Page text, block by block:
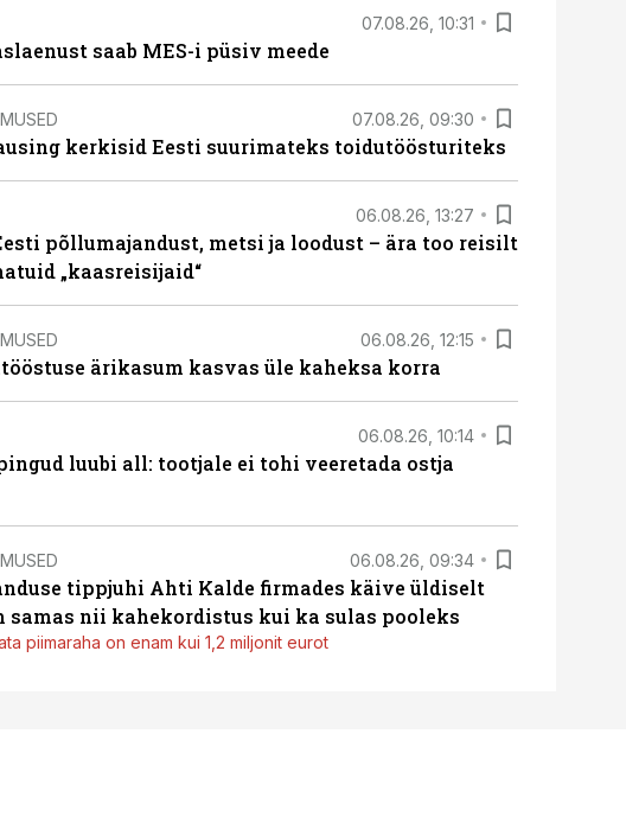
07.08.26, 10:31
saab MES-i püsiv meede
07.08.26, 09:30
kerkisid Eesti suurimateks toidutöösturiteks
06.08.26, 13:27
põllumajandust, metsi ja loodust – ära too reisilt
„kaasreisijaid“
06.08.26, 12:15
ärikasum kasvas üle kaheksa korra
06.08.26, 10:14
luubi all: tootjale ei tohi veeretada ostja
06.08.26, 09:34
tippjuhi Ahti Kalde firmades käive üldiselt
samas nii kahekordistus kui ka sulas pooleks
piimaraha on enam kui 1,2 miljonit eurot